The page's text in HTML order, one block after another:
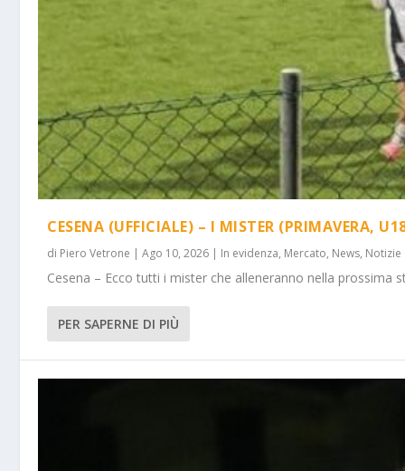
CESENA (UFFICIALE) – I MISTER (PRIMAVERA,
di Piero Vetrone |Ago 10, 2026 | In evidenza, Mercato, News, Notizie
Cesena – Ecco tutti i mister che alleneranno nella prossima
PER SAPERNE DI PIÙ